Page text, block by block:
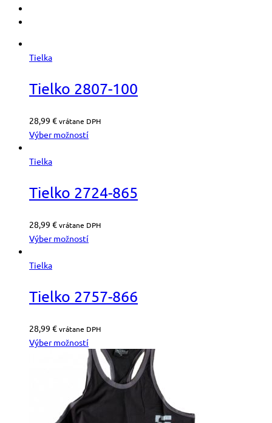
Tielka
Tielko 2807-100
28,99 €vrátane DPH
Výber možností
Tielka
Tielko 2724-865
28,99 €vrátane DPH
Výber možností
Tielka
Tielko 2757-866
28,99 €vrátane DPH
Výber možností